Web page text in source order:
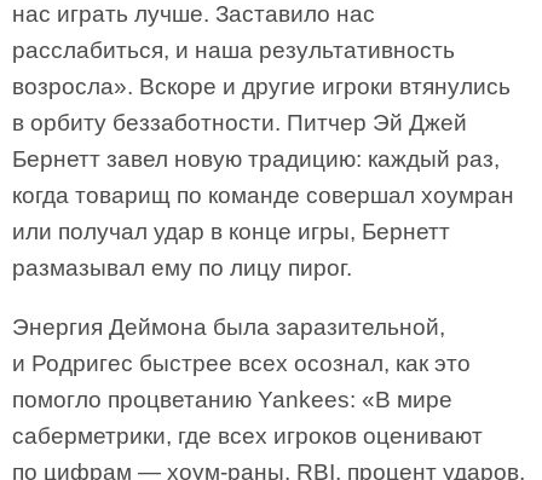
нас играть лучше. Заставило нас
расслабиться, и наша результативность
возросла». Вскоре и другие игроки втянулись
в орбиту беззаботности. Питчер Эй Джей
Бернетт завел новую традицию: каждый раз,
когда товарищ по команде совершал хоумран
или получал удар в конце игры, Бернетт
размазывал ему по лицу пирог.
Энергия Деймона была заразительной,
и Родригес быстрее всех осознал, как это
помогло процветанию Yankees: «В мире
саберметрики, где всех игроков оценивают
по цифрам — хоум-раны, RBI, процент ударов,